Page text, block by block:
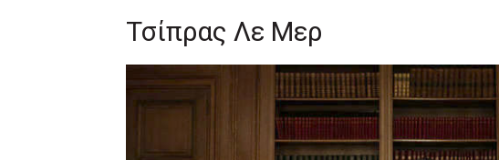
Κυβέρνηση
Τσίπρας Λε Μερ